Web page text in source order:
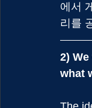
에서
리를
2)
what